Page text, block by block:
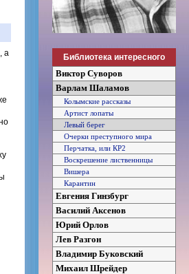
а Библиотека интересного
Виктор Суворов
Варлам Шаламов
Колымские рассказы
Артист лопаты
Левый берег
Очерки преступного мира
Перчатка, или КР2
Воскрешение лиственницы
Вишера
Карантин
Евгения Гинзбург
Василий Аксенов
Юрий Орлов
Лев Разгон
Владимир Буковский
Михаил Шрейдер